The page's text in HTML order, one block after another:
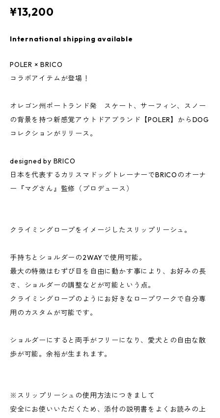
¥13,200
International shipping available
POLER × BRICO
コラボアイテムが登場！
オレゴン州ポートランド発 スケート、サーフィン、スノー
の背景を持つ新感覚アウトドアブランド【POLER】からDOG
コレクションがリリース。
designed by BRICO
日本を代表するカリスマドッグトレーナーでBRICOのオーナ
ー『マグさん』監修（プロデュース）
クライミングロープをイメージしたスリップリーシュ。
手持ちとショルダーの2WAYで使用可能。
最大の特徴はむずび目を自由に動かす事により、お好みの長
さ、ショルダーの調整などが可能という点。
クライミングロープのようにお好きなロープワークで自分専
用のカスタムが可能です。
ショルダーにすると両手がフリーになり、愛犬との自由な散
歩が可能。余裕が生まれます。
※スリップリーシュの使用方法につきまして
安全にお使いいただくため、添付の説明書をよくお読みの上